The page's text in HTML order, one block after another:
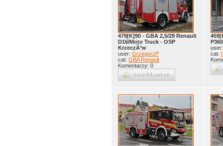
479[K]90 - GBA 2,5/29 Renault
D16/Moto Truck - OSP
KrzeczÃ³w
user: GrzegorzP
cat: GBA Renault
Komentarzy: 0
cat: